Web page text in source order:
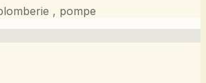
, pompe